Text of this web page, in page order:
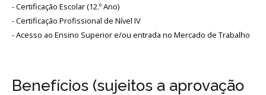
- Certificação Escolar (12.º Ano)
- Certificação Profissional de Nível IV
- Acesso ao Ensino Superior e/ou entrada no Mercado de Trabalho
Benefícios (sujeitos a aprovação